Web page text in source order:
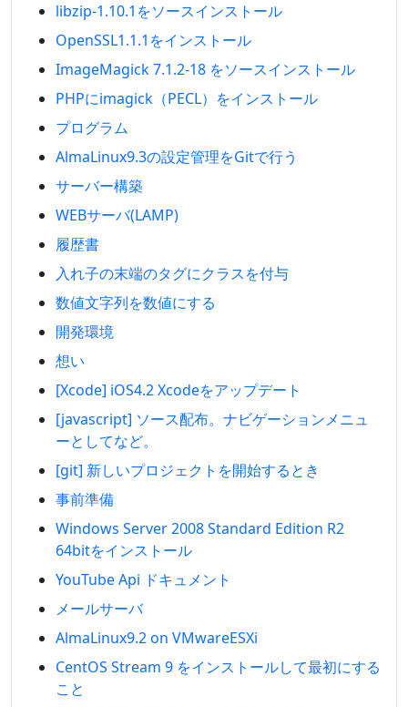
libzip-1.10.1をソースインストール
OpenSSL1.1.1をインストール
ImageMagick 7.1.2-18 をソースインストール
PHPにimagick（PECL）をインストール
プログラム
AlmaLinux9.3の設定管理をGitで行う
サーバー構築
WEBサーバ(LAMP)
履歴書
入れ子の末端のタグにクラスを付与
数値文字列を数値にする
開発環境
想い
[Xcode] iOS4.2 Xcodeをアップデート
[javascript] ソース配布。ナビゲーションメニュ
ーとしてなど。
[git] 新しいプロジェクトを開始するとき
事前準備
Windows Server 2008 Standard Edition R2
64bitをインストール
YouTube Api ドキュメント
メールサーバ
AlmaLinux9.2 on VMwareESXi
CentOS Stream 9 をインストールして最初にする
こと